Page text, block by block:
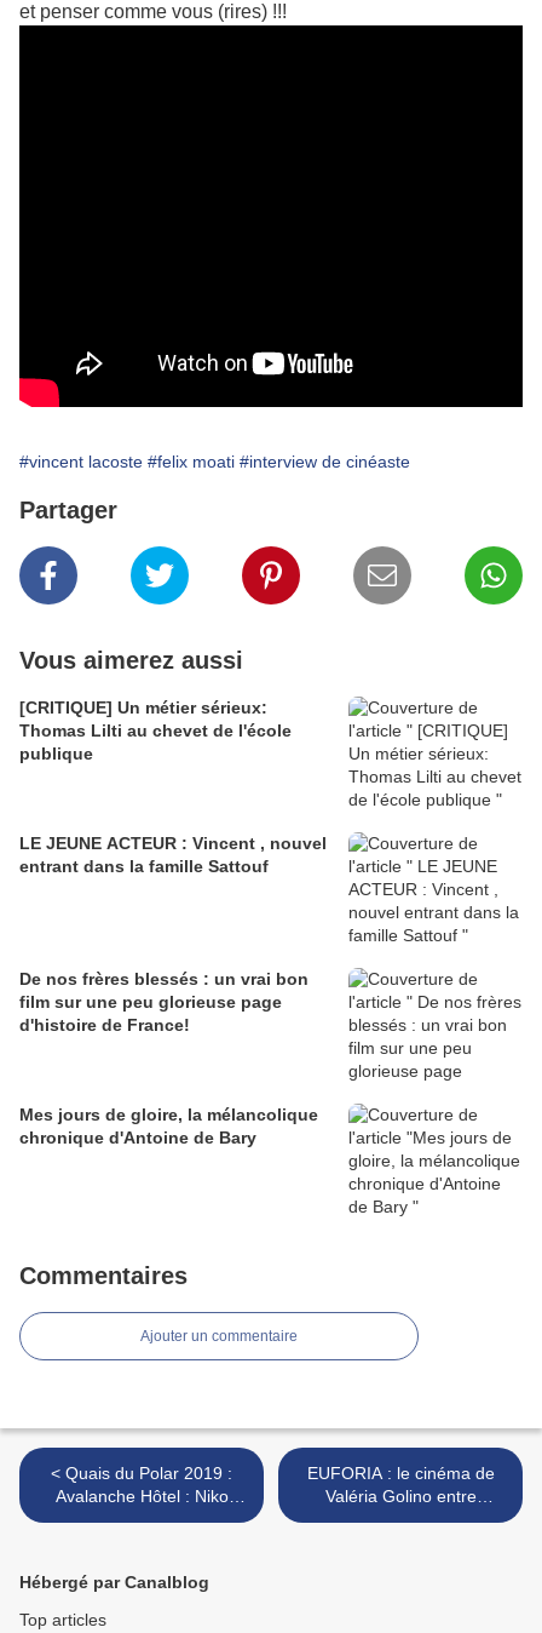
et penser comme vous (rires) !!!
#vincent lacoste #felix moati #interview de cinéaste
Partager
Vous aimerez aussi
[CRITIQUE] Un métier sérieux:
Thomas Lilti au chevet de l'école
publique
LE JEUNE ACTEUR : Vincent , nouvel
entrant dans la famille Sattouf
De nos frères blessés : un vrai bon
film sur une peu glorieuse page
d'histoire de France!
Mes jours de gloire, la mélancolique
chronique d'Antoine de Bary
Commentaires
Ajouter un commentaire
< Quais du Polar 2019 :
Avalanche Hôtel : Niko
Tackian et l'ombre de
EUFORIA : le cinéma de
Valéria Golino entre
bienveillance et tendresse >
Hébergé par Canalblog
Top articles